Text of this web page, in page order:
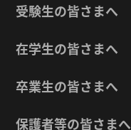
受験生の皆さまへ
在学生の皆さまへ
卒業生の皆さまへ
保護者等の皆さまへ